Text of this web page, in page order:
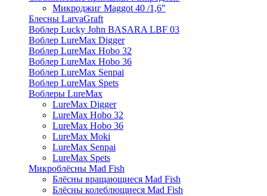
Микроджиг Maggot 40 /1,6"
Блесны LarvaGraft
Воблер Lucky John BASARA LBF 03
Воблер LureMax Digger
Воблер LureMax Hobo 32
Воблер LureMax Hobo 36
Воблер LureMax Senpai
Воблер LureMax Spets
Воблеры LureMax
LureMax Digger
LureMax Hobo 32
LureMax Hobo 36
LureMax Moki
LureMax Senpai
LureMax Spets
Микроблёсны Mad Fish
Блёсны вращающиеся Mad Fish
Блёсны колеблющиеся Mad Fish